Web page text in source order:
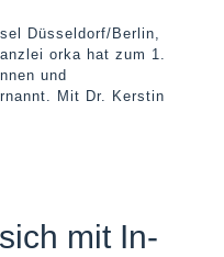
Düsseldorf/Berlin,
orka hat zum 1.
und
Mit Dr. Kerstin
mit In-